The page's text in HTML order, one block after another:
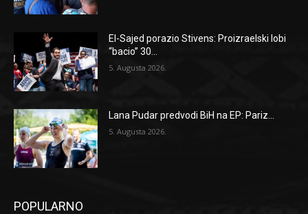
El-Sajed porazio Stivens: Proizraelski lobi
“bacio” 30...
5. Augusta 2026.
Lana Pudar predvodi BiH na EP: Pariz...
5. Augusta 2026.
POPULARNO